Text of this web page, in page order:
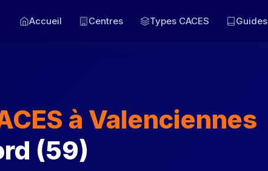
Accueil Centres Types CACES Guides
à Valenciennes
(59)